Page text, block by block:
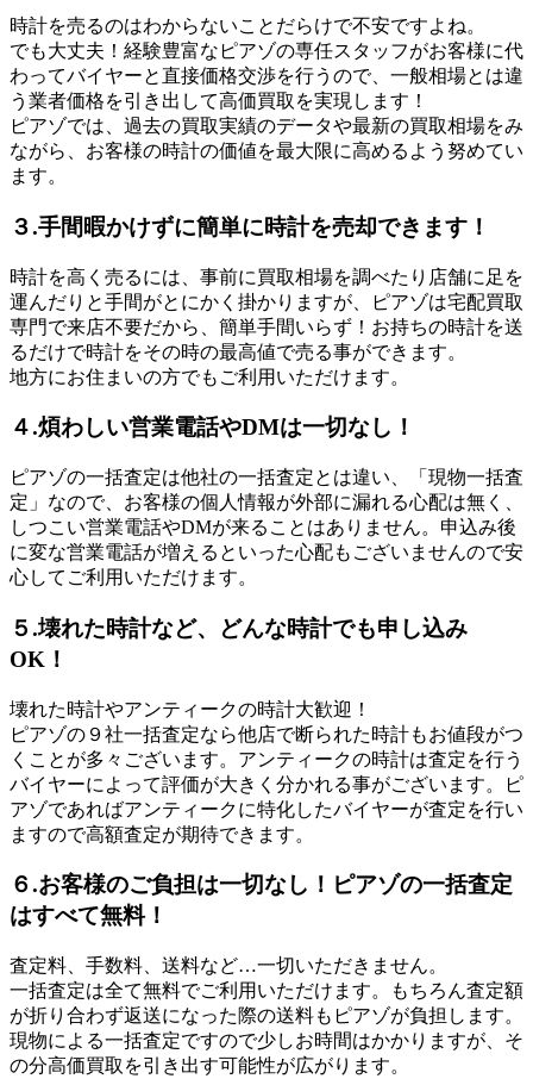
時計を売るのはわからないことだらけで不安ですよね。
でも大丈夫！経験豊富なピアゾの専任スタッフがお客様に代
わってバイヤーと直接価格交渉を行うので、一般相場とは違
う業者価格を引き出して高価買取を実現します！
ピアゾでは、過去の買取実績のデータや最新の買取相場をみ
ながら、お客様の時計の価値を最大限に高めるよう努めてい
ます。
３.手間暇かけずに簡単に時計を売却できます！
時計を高く売るには、事前に買取相場を調べたり店舗に足を
運んだりと手間がとにかく掛かりますが、ピアゾは宅配買取
専門で来店不要だから、簡単手間いらず！お持ちの時計を送
るだけで時計をその時の最高値で売る事ができます。
地方にお住まいの方でもご利用いただけます。
４.煩わしい営業電話やDMは一切なし！
ピアゾの一括査定は他社の一括査定とは違い、「現物一括査
定」なので、お客様の個人情報が外部に漏れる心配は無く、
しつこい営業電話やDMが来ることはありません。申込み後
に変な営業電話が増えるといった心配もございませんので安
心してご利用いただけます。
５.壊れた時計など、どんな時計でも申し込み
OK！
壊れた時計やアンティークの時計大歓迎！
ピアゾの９社一括査定なら他店で断られた時計もお値段がつ
くことが多々ございます。アンティークの時計は査定を行う
バイヤーによって評価が大きく分かれる事がございます。ピ
アゾであればアンティークに特化したバイヤーが査定を行い
ますので高額査定が期待できます。
６.お客様のご負担は一切なし！ピアゾの一括査定
はすべて無料！
査定料、手数料、送料など…一切いただきません。
一括査定は全て無料でご利用いただけます。もちろん査定額
が折り合わず返送になった際の送料もピアゾが負担します。
現物による一括査定ですので少しお時間はかかりますが、そ
の分高価買取を引き出す可能性が広がります。